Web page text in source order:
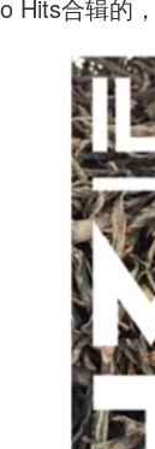
Hits合辑的